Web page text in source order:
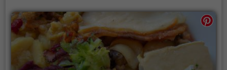
seinem Geschmack. Tauche ein in die lässige
Stimmung und lass dich von der Vielfalt des
Restaurants Strand verzaubern.